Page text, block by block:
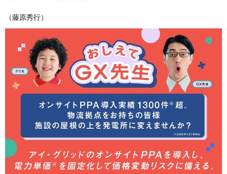
（藤原秀行）